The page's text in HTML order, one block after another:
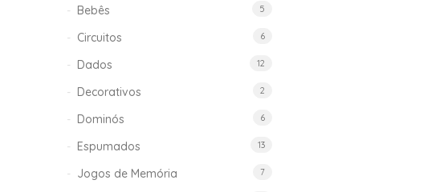
Bebês 5
Circuitos 6
Dados 12
Decorativos 2
Dominós 6
Espumados 13
Jogos de Memória 7